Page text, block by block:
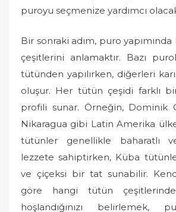
puroyu seçmenize yardımcı
Bir sonraki adım, puro
çeşitlerini anlamaktır. Bazı
tütünden yapılırken, diğerleri
oluşur. Her tütün çeşidi farklı
profili sunar. Örneğin, Dominik
Nikaragua gibi Latin Amerika
tütünler genellikle baharatlı
lezzete sahiptirken, Küba
ve çiçeksi bir tat sunabilir.
göre hangi tütün
hoşlandığınızı belirlemek,